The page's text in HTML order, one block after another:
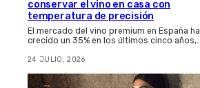
conservar el vino en casa con
temperatura de precisión
El mercado del vino premium en España ha
crecido un 35% en los últimos cinco años,…
24 JULIO, 2026